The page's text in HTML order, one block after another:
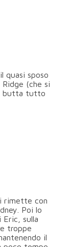
quasi sposo
(che si
butta tutto
rimette con
Poi lo
Eric, sulla
troppe
il